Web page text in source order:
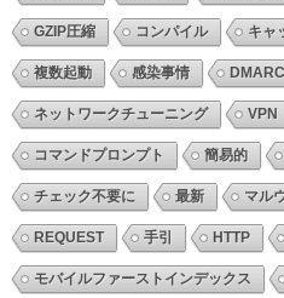
GZIP圧縮 コンパイル キャ
複数起動 感染事情 DMARC
ネットワークチューニング VPN
コマンドプロンプト 簡易的
チェック不要に 最新 マル
REQUEST 手引 HTTP
モバイルファーストインデックス